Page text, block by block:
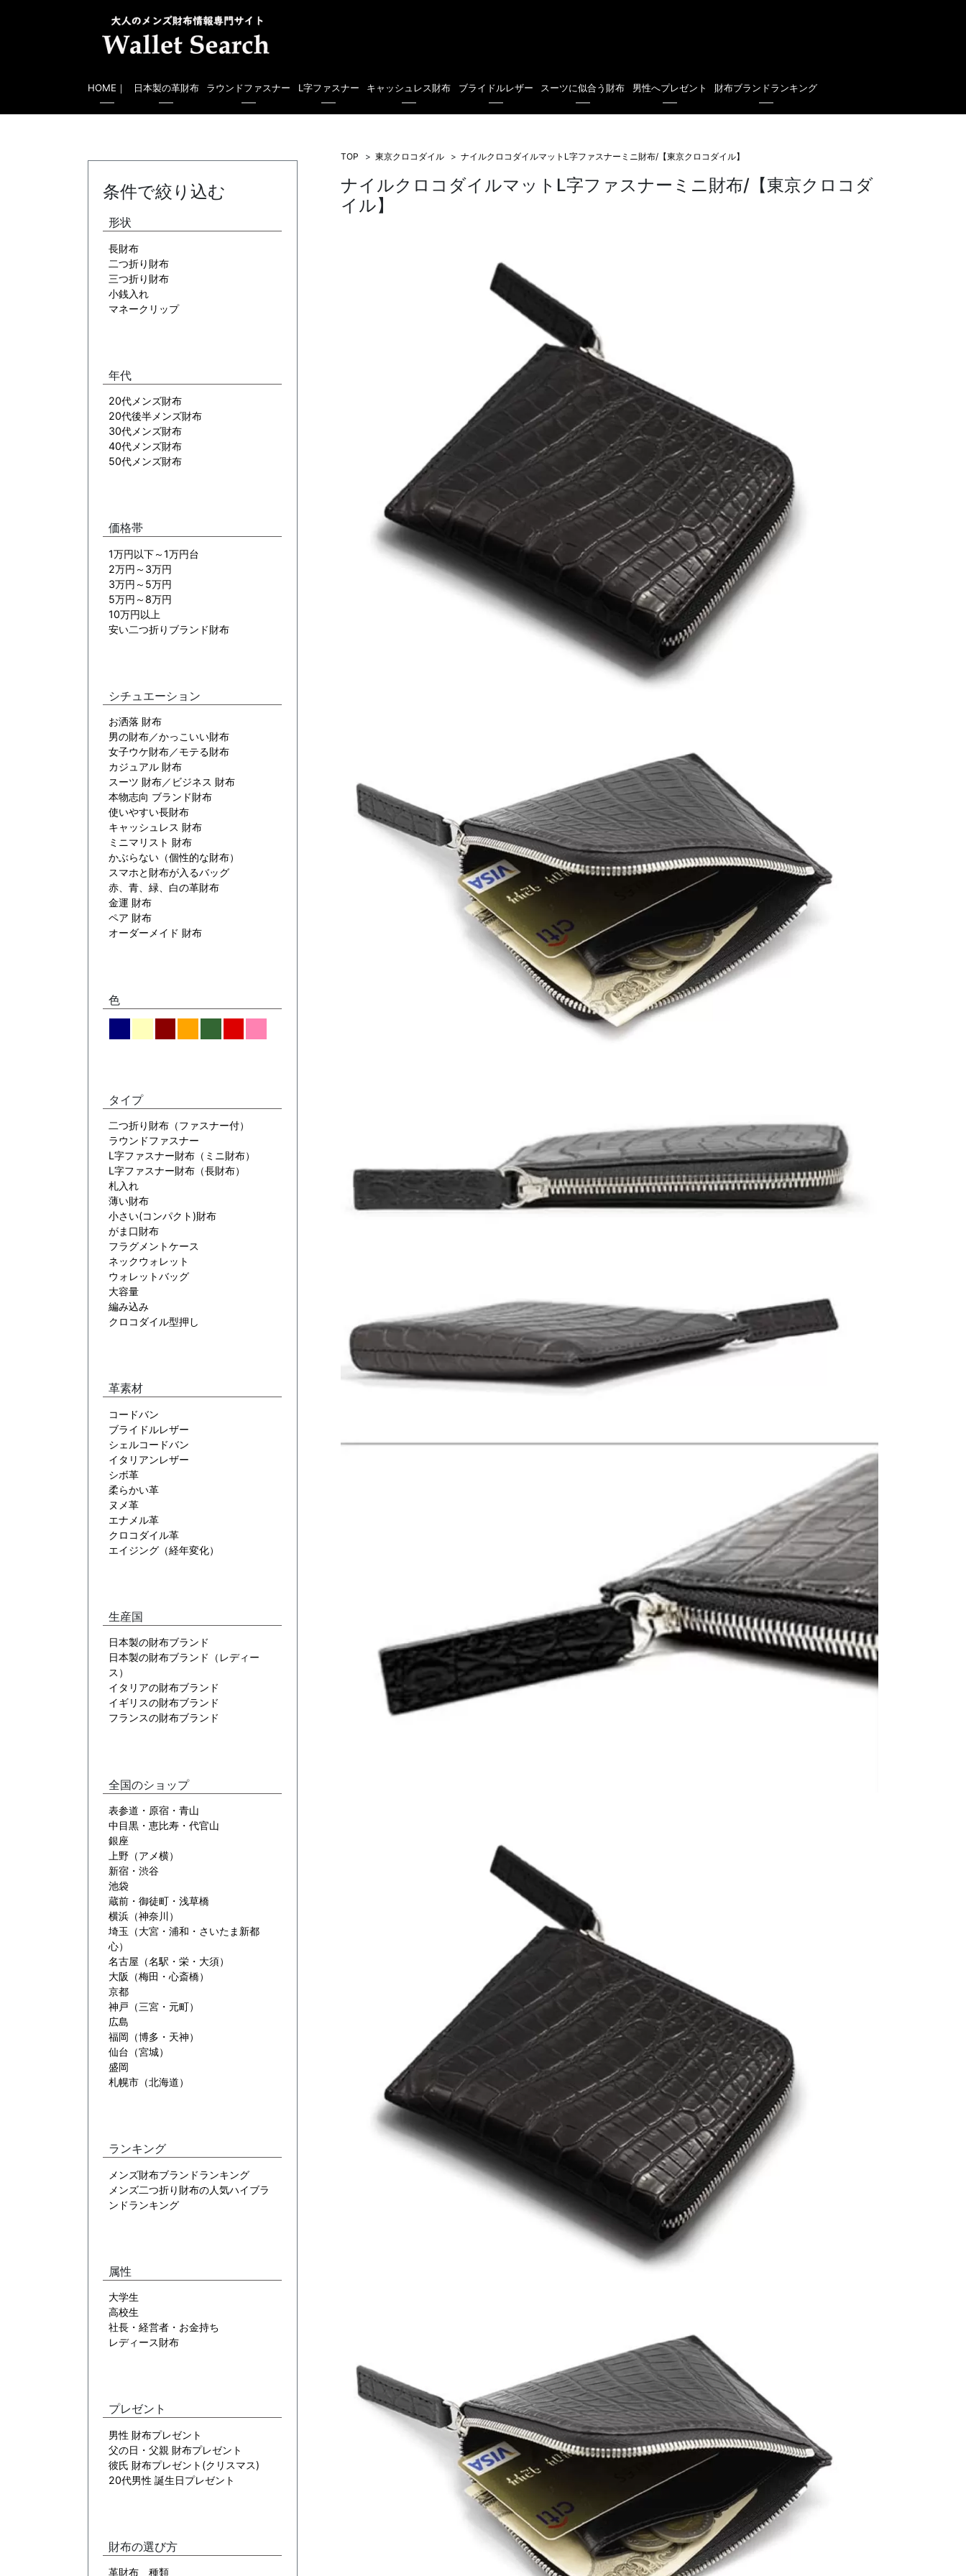
HOME｜ 日本製の革財布 ラウンドファスナー L字ファスナー キャッシュレス財布 ブライドルレザー スーツに似合う財布 男性へプレゼント 財布ブランドランキング
TOP 東京クロコダイル ナイルクロコダイルマットL字ファスナーミニ財布/【東京クロコダイル】
ナイルクロコダイルマットL字ファスナーミニ財布/【東京クロコダ
イル】
条件で絞り込む
形状
長財布
二つ折り財布
三つ折り財布
小銭入れ
マネークリップ
年代
20代メンズ財布
20代後半メンズ財布
30代メンズ財布
40代メンズ財布
50代メンズ財布
価格帯
1万円以下～1万円台
2万円～3万円
3万円～5万円
5万円～8万円
10万円以上
安い二つ折りブランド財布
シチュエーション
お洒落 財布
男の財布／かっこいい財布
女子ウケ財布／モテる財布
カジュアル 財布
スーツ 財布／ビジネス 財布
本物志向 ブランド財布
使いやすい長財布
キャッシュレス 財布
ミニマリスト 財布
かぶらない（個性的な財布）
スマホと財布が入るバッグ
赤、青、緑、白の革財布
金運 財布
ペア 財布
オーダーメイド 財布
色
タイプ
二つ折り財布（ファスナー付）
ラウンドファスナー
L字ファスナー財布（ミニ財布）
L字ファスナー財布（長財布）
札入れ
薄い財布
小さい(コンパクト)財布
がま口財布
フラグメントケース
ネックウォレット
ウォレットバッグ
大容量
編み込み
クロコダイル型押し
革素材
コードバン
ブライドルレザー
シェルコードバン
イタリアンレザー
シボ革
柔らかい革
ヌメ革
エナメル革
クロコダイル革
エイジング（経年変化）
生産国
日本製の財布ブランド
日本製の財布ブランド（レディー
ス）
イタリアの財布ブランド
イギリスの財布ブランド
フランスの財布ブランド
全国のショップ
表参道・原宿・青山
中目黒・恵比寿・代官山
銀座
上野（アメ横）
新宿・渋谷
池袋
蔵前・御徒町・浅草橋
横浜（神奈川）
埼玉（大宮・浦和・さいたま新都
心）
名古屋（名駅・栄・大須）
大阪（梅田・心斎橋）
京都
神戸（三宮・元町）
広島
福岡（博多・天神）
仙台（宮城）
盛岡
札幌市（北海道）
ランキング
メンズ財布ブランドランキング
メンズ二つ折り財布の人気ハイブラ
ンドランキング
属性
大学生
高校生
社長・経営者・お金持ち
レディース財布
プレゼント
男性 財布プレゼント
父の日・父親 財布プレゼント
彼氏 財布プレゼント(クリスマス)
20代男性 誕生日プレゼント
財布の選び方
革財布 種類